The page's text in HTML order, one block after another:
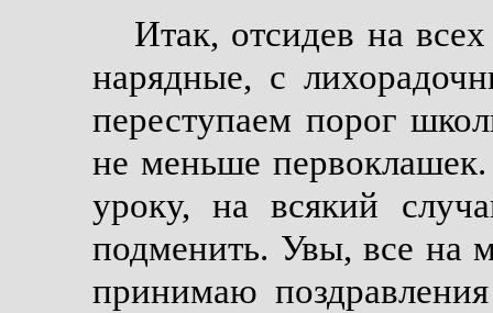
Итак, отсидев на
нарядные, с
переступаем порог
не меньше
уроку, на всякий
подменить. Увы, все на
принимаю